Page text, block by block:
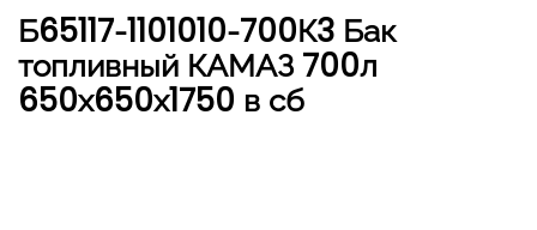
Б65117-1101010-700К3 Бак
топливный КАМАЗ 700л
650х650х1750 в сб